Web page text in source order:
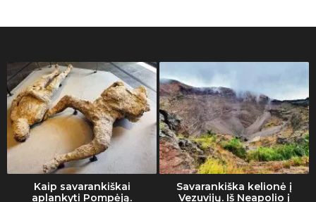
Kaip savarankiškai
aplankyti Pompėją.
Savarankiška kelionė į
Vezuvijų. Iš Neapolio į